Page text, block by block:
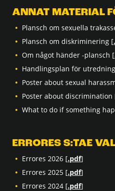
ANNAT MATERIAL
Plansch om sexuella
Plansch om diskriminering [
Om något händer -plansch [
Handlingsplan för
Poster about sexual
Poster about discrimination
What to do if something
ERRORES S:TAE
Errores 2026 [.pdf]
Errores 2025 [.pdf]
Errores 2024 [.pdf]